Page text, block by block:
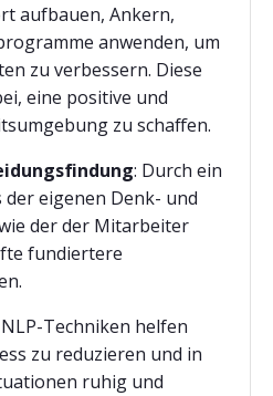
aufbauen, Ankern,
anwenden, um
zu verbessern. Diese
eine positive und
zu schaffen.
: Durch ein
eigenen Denk- und
der der Mitarbeiter
fundiertere
Techniken helfen
zu reduzieren und in
ruhig und